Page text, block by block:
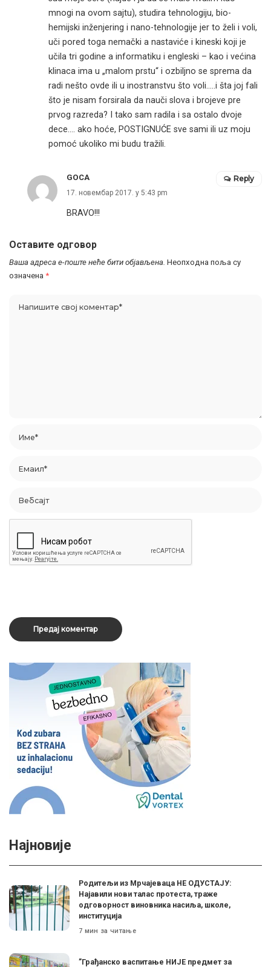
mnogi na ovom sajtu), studira tehnologiju, bio-
hemijski inženjering i nano-tehnologije jer to želi i voli,
uči pored toga nemački a nastaviće i kineski koji je
učila tri godine a informatiku i engleski – kao i većina
klinaca ima u „malom prstu“ i ozbiljno se sprema da
radi nešto ovde ili u inostranstvu što voli…..i šta joj fali
što je nisam forsirala da nauči slova i brojeve pre
prvog razreda? I tako sam radila i sa ostalo dvoje
dece…. ako hoće, POSTIGNUĆE sve sami ili uz moju
pomoć ukoliko mi budu tražili.
GOCA
17. новембар 2017. у 5:43 pm
BRAVO!!!
Reply
Оставите одговор
Ваша адреса е-поште неће бити објављена. Неопходна поља су
означена *
Најновије
Родитељи из Мрчајеваца НЕ ОДУСТАЈУ:
Најавили нови талас протеста, траже
одговорност виновника насиља, школе,
институција
7 мин за читање
”Грађанско васпитање НИЈЕ предмет за